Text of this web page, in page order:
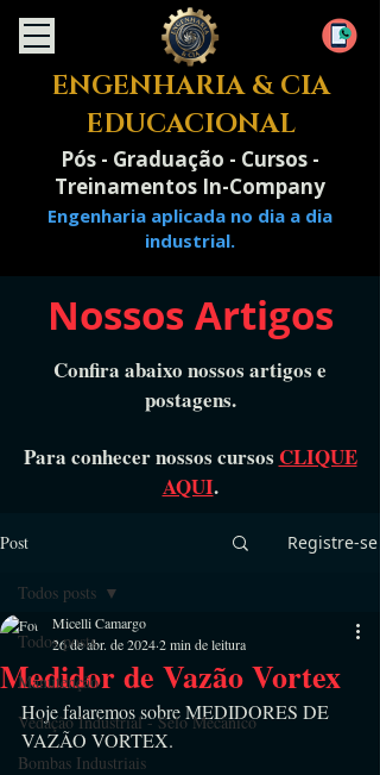
ENGENHARIA & CIA
EDUCACIONAL
Pós - Graduação - Cursos -
Treinamentos In-Company
Engenharia aplicada no dia a dia
industrial.
Nossos Artigos
Confira abaixo nossos artigos e
postagens.
Para conhecer nossos cursos CLIQUE
AQUI.
Post Registre-se
Todos posts
Manutenção
Vedação Industrial - Selo Mecânico
Bombas Industriais
Todos posts
Medidor de Vazão Vortex
Micelli Camargo
26 de abr. de 20242 min de leitura
Hoje falaremos sobre MEDIDORES DE
VAZÃO VORTEX.